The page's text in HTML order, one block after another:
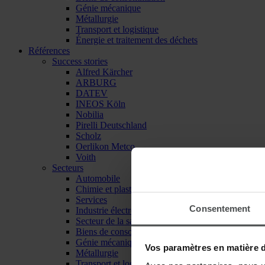
Consentement
Vos paramètres en matière
Génie mécanique
Métallurgie
Transport et logistique
Énergie et traitement des déchets
Références
Success stories
Alfred Kärcher
ARBURG
DATEV
INEOS Köln
Nobilia
Pirelli Deutschland
Scholz
Oerlikon Metco
Voith
Secteurs
Automobile
Chimie et plasturgie
Services
Industrie électronique
Secteur de la santé
Biens de consommation
Génie mécanique
Métallurgie